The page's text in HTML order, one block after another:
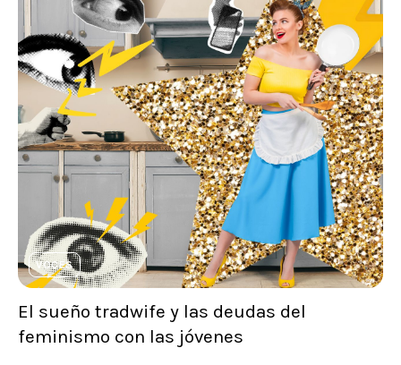
VOCES
El sueño tradwife y las deudas del
feminismo con las jóvenes